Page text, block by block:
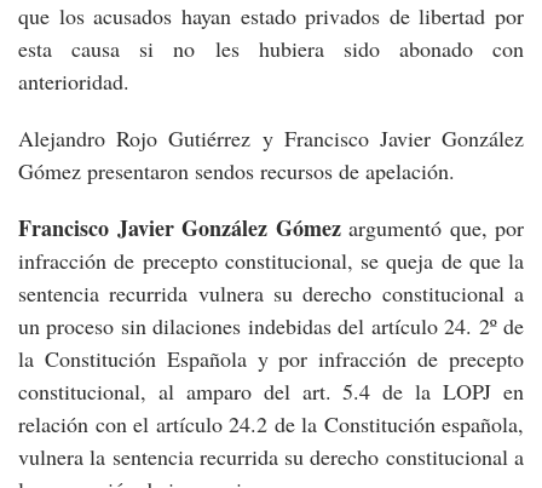
que los acusados hayan estado privados de libertad por
esta causa si no les hubiera sido abonado con
anterioridad.
Alejandro Rojo Gutiérrez y Francisco Javier González
Gómez presentaron sendos recursos de apelación.
Francisco Javier González Gómez argumentó que, por
infracción de precepto constitucional, se queja de que la
sentencia recurrida vulnera su derecho constitucional a
un proceso sin dilaciones indebidas del artículo 24. 2º de
la Constitución Española y por infracción de precepto
constitucional, al amparo del art. 5.4 de la LOPJ en
relación con el artículo 24.2 de la Constitución española,
vulnera la sentencia recurrida su derecho constitucional a